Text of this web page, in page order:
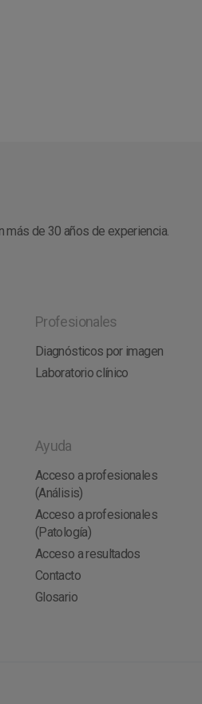
más de 30 años de experiencia.
Profesionales
Diagnósticos por imagen
Laboratorio clínico
Ayuda
Acceso a profesionales
(Análisis)
Acceso a profesionales
(Patología)
Acceso a resultados
Contacto
Glosario